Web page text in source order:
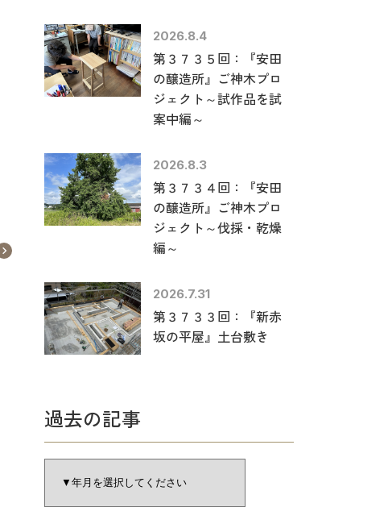
2026.8.4
第３７３５回：『安田
の醸造所』ご神木プロ
ジェクト～試作品を試
案中編～
2026.8.3
第３７３４回：『安田
の醸造所』ご神木プロ
ジェクト～伐採・乾燥
編～
2026.7.31
第３７３３回：『新赤
坂の平屋』土台敷き
過去の記事